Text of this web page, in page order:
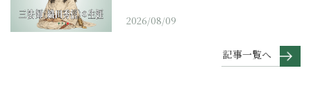
2026/08/09
記事一覧へ